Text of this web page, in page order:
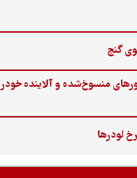
منسوخ‌شده و آلاینده خودروهای